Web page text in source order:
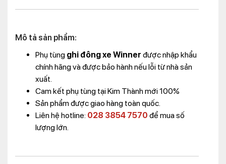
Mô tả sản phẩm:
Phụ tùng ghi đông xe Winner được nhập khẩu
chính hãng và được bảo hành nếu lỗi từ nhà sản
xuất.
Cam kết phụ tùng tại Kim Thành mới 100%
Sản phẩm được giao hàng toàn quốc.
Liên hệ hotline: 028 3854 7570 để mua số
lượng lớn.